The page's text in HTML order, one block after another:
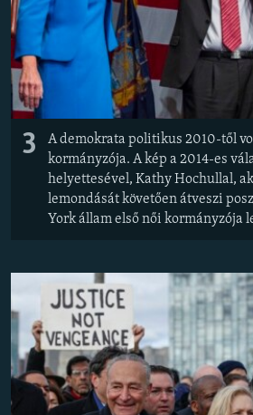
3
A demokrata politikus 2010-től
kormányzója. A kép a 2014-es
helyettesével, Kathy Hochullal,
lemondását követően átveszi
York állam első női kormányzója